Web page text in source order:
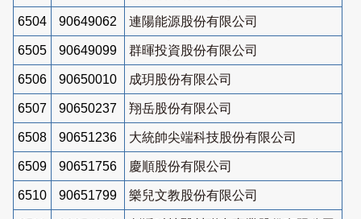
6504 90649062 連陽能源股份有限公司
6505 90649099 群暉投資股份有限公司
6506 90650010 成玥股份有限公司
6507 90650237 翔岳股份有限公司
6508 90651236 大統帥尖端科技股份有限公司
6509 90651756 慶順股份有限公司
6510 90651799 樂兒文教股份有限公司